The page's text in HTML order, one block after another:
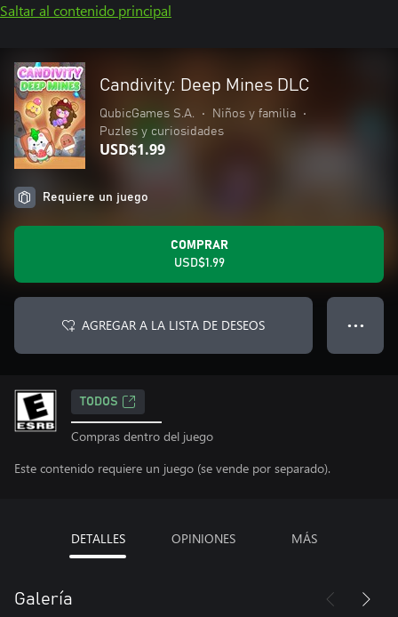
Saltar al contenido principal
Candivity: Deep Mines DLC
QubicGames S.A. • Niños y familia
•
Puzles y curiosidades
USD$1.99
Requiere un juego
COMPRAR
USD$1.99
AGREGAR A LA LISTA DE DESEOS ● ● ●
TODOS
Compras dentro del juego
Este contenido requiere un juego (se vende por separado).
DETALLES OPINIONES MÁS
Galería